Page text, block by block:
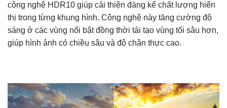
công nghệ HDR10 giúp cải thiện đáng kể chất lượng hiển
thị trong từng khung hình. Công nghệ này tăng cường độ
sáng ở các vùng nổi bật đồng thời tái tạo vùng tối sâu hơn,
giúp hình ảnh có chiều sâu và độ chân thực cao.